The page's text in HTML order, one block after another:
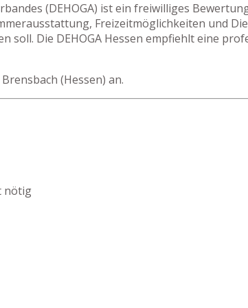
(DEHOGA) ist ein freiwilliges
Freizeitmöglichkeiten und
Die DEHOGA Hessen empfiehlt eine
(Hessen) an.
nötig